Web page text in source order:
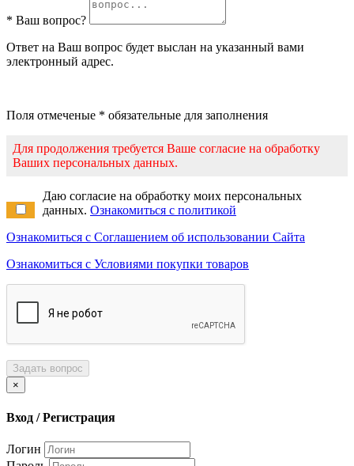
* Ваш вопрос?
Ответ на Ваш вопрос будет выслан на указанный вами
электронный адрес.
Поля отмеченые * обязательные для заполнения
Для продолжения требуется Ваше согласие на обработку
Ваших персональных данных.
Даю согласие на обработку моих персональных
данных. Ознакомиться с политикой
Ознакомиться с Соглашением об использовании Сайта
Ознакомиться с Условиями покупки товаров
Задать вопрос
×
Вход / Регистрация
Логин